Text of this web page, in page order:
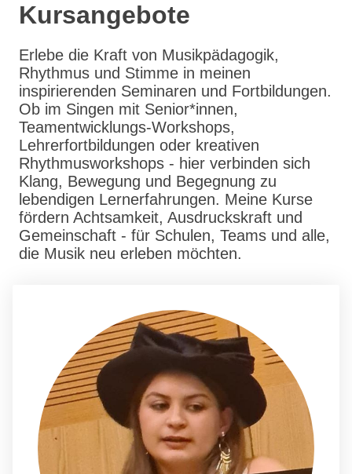
Kursangebote
Erlebe die Kraft von Musikpädagogik,
Rhythmus und Stimme in meinen
inspirierenden Seminaren und Fortbildungen.
Ob im Singen mit Senior*innen,
Teamentwicklungs-Workshops,
Lehrerfortbildungen oder kreativen
Rhythmusworkshops - hier verbinden sich
Klang, Bewegung und Begegnung zu
lebendigen Lernerfahrungen. Meine Kurse
fördern Achtsamkeit, Ausdruckskraft und
Gemeinschaft - für Schulen, Teams und alle,
die Musik neu erleben möchten.